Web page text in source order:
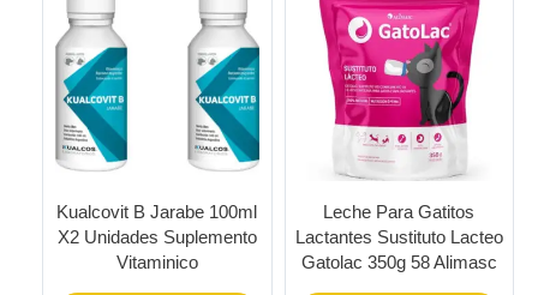
Kualcovit B Jarabe 100ml
X2 Unidades Suplemento
Vitaminico
Leche Para Gatitos
Lactantes Sustituto Lacteo
Gatolac 350g 58 Alimasc